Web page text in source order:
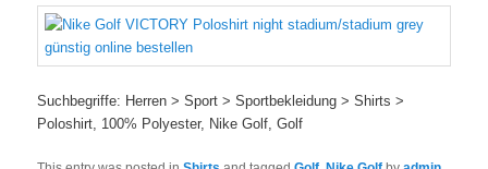
Suchbegriffe: Herren > Sport > Sportbekleidung > Shirts >
Poloshirt, 100% Polyester, Nike Golf, Golf